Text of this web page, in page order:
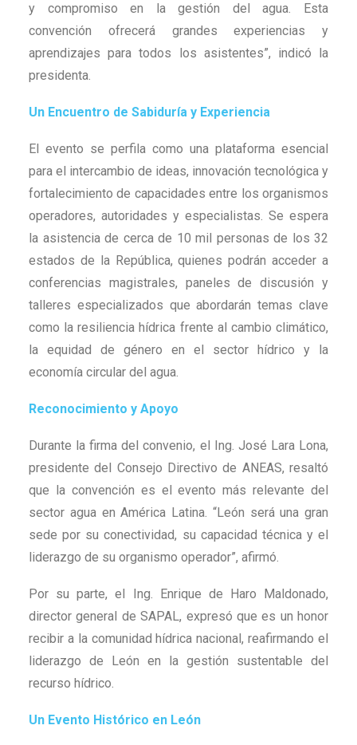
y compromiso en la gestión del agua. Esta
convención ofrecerá grandes experiencias y
aprendizajes para todos los asistentes”, indicó la
presidenta.
Un Encuentro de Sabiduría y Experiencia
El evento se perfila como una plataforma esencial
para el intercambio de ideas, innovación tecnológica y
fortalecimiento de capacidades entre los organismos
operadores, autoridades y especialistas. Se espera
la asistencia de cerca de 10 mil personas de los 32
estados de la República, quienes podrán acceder a
conferencias magistrales, paneles de discusión y
talleres especializados que abordarán temas clave
como la resiliencia hídrica frente al cambio climático,
la equidad de género en el sector hídrico y la
economía circular del agua.
Reconocimiento y Apoyo
Durante la firma del convenio, el Ing. José Lara Lona,
presidente del Consejo Directivo de ANEAS, resaltó
que la convención es el evento más relevante del
sector agua en América Latina. “León será una gran
sede por su conectividad, su capacidad técnica y el
liderazgo de su organismo operador”, afirmó.
Por su parte, el Ing. Enrique de Haro Maldonado,
director general de SAPAL, expresó que es un honor
recibir a la comunidad hídrica nacional, reafirmando el
liderazgo de León en la gestión sustentable del
recurso hídrico.
Un Evento Histórico en León